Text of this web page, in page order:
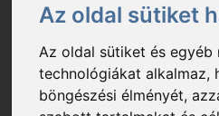
Az oldal sütiket
Az oldal sütiket és egyéb
technológiákat alkalmaz,
böngészési élményét,